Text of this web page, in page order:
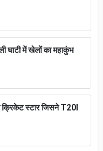
घाटी में खेलों का महाकुंभ
स्टार जिसने T20I